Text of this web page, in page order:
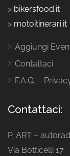
> bikersfood.it
> motoitinerari.it
Aggiungi
Contattaci
F.A.Q. –
Contattaci:
P. ART –
Via Botticelli 17